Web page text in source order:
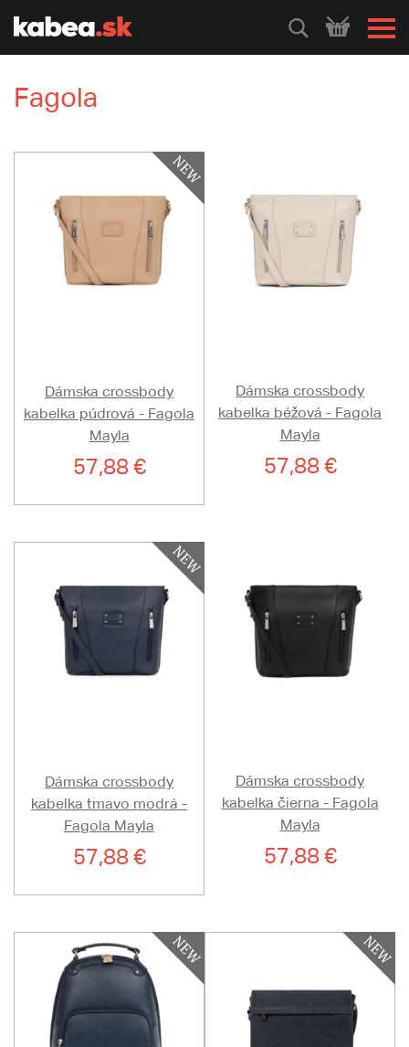
HLEDEJ
Fagola
Dámska crossbody
kabelka púdrová - Fagola
Mayla
57,88 €
Dámska crossbody
kabelka béžová - Fagola
Mayla
57,88 €
Dámska crossbody
kabelka tmavo modrá -
Fagola Mayla
57,88 €
Dámska crossbody
kabelka čierna - Fagola
Mayla
57,88 €